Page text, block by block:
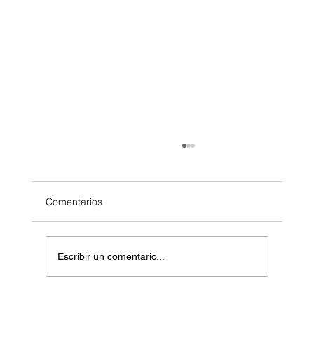
Comentarios
Escribir un comentario...